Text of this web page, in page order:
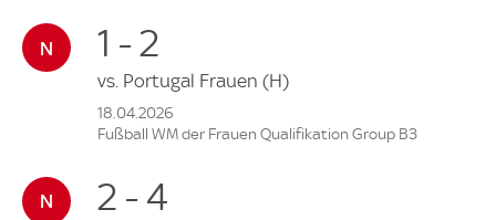
1 - 2
vs. Portugal Frauen (H)
18.04.2026
Fußball WM der Frauen Qualifikation Group B3
2 - 4